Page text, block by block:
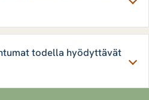
todella hyödyttävät